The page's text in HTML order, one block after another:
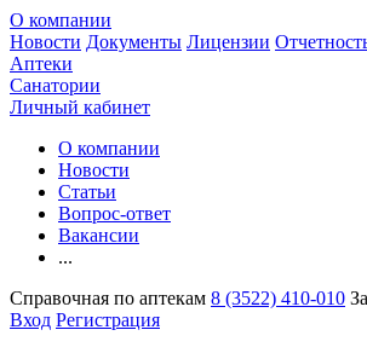
О компании
Новости Документы Лицензии
Аптеки
Санатории
Личный кабинет
О компании
Новости
Статьи
Вопрос-ответ
Вакансии
...
Справочная по аптекам 8 (3522) 410-010
Вход Регистрация